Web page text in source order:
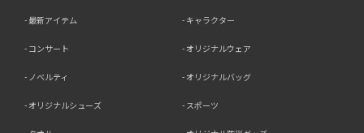
その際、弊社は、個人情報を適切に保護できる管理体制を
で、機密保持契約を委託先と締結し、お客様の個人情報を
厳密に管理させます。
6．個人情報（保有個人データを含む）の利用目的通知、
最新アイテム キャラクター
コンサート オリジナルウェア
ノベルティ オリジナルバッグ
オリジナルシューズ スポーツ